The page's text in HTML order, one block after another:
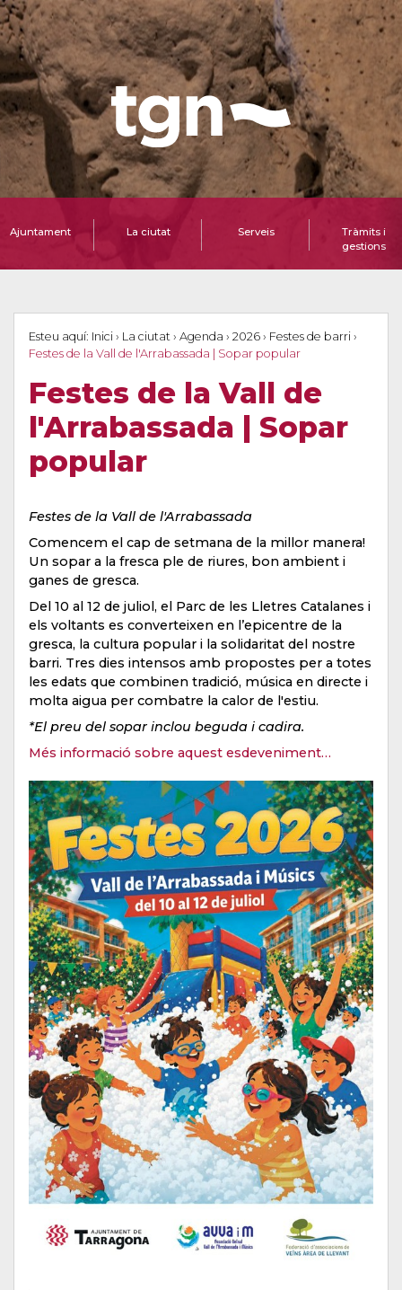
Ajuntament La ciutat Serveis
Tràmits i
gestions
Esteu aquí: Inici › La ciutat › Agenda › 2026 › Festes de barri ›
Festes de la Vall de l'Arrabassada | Sopar popular
Festes de la Vall de
l'Arrabassada | Sopar
popular
Festes de la Vall de l'Arrabassada
Comencem el cap de setmana de la millor manera!
Un sopar a la fresca ple de riures, bon ambient i
ganes de gresca.
Del 10 al 12 de juliol, el Parc de les Lletres Catalanes i
els voltants es converteixen en l’epicentre de la
gresca, la cultura popular i la solidaritat del nostre
barri. Tres dies intensos amb propostes per a totes
les edats que combinen tradició, música en directe i
molta aigua per combatre la calor de l'estiu.
*El preu del sopar inclou beguda i cadira.
Més informació sobre aquest esdeveniment…